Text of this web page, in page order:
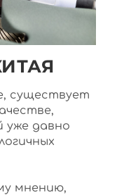
существует
давно
мнению,